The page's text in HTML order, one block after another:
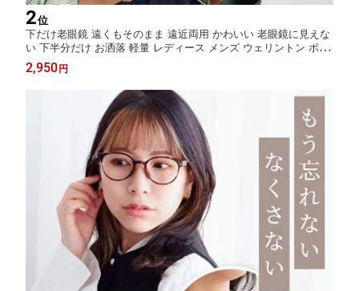
2位
下だけ老眼鏡 遠くもそのまま 遠近両用 かわいい 老眼鏡に見えな
い 下半分だけ お洒落 軽量 レディース メンズ ウェリントン ボス
トン カラフルック 名古屋眼鏡 ケース付き ブラック ブラウン CO
LORFULOOK コンタクトと併用 CP-A
2,950円